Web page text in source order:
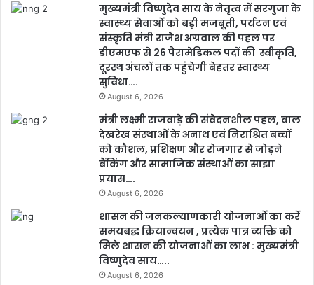
मुख्यमंत्री विष्णुदेव साय के नेतृत्व में सरगुजा के
स्वास्थ्य सेवाओं को बड़ी मजबूती, पर्यटन एवं
संस्कृति मंत्री राजेश अग्रवाल की पहल पर
डीएमएफ से 26 पैरामेडिकल पदों की स्वीकृति,
दूरस्थ अंचलों तक पहुंचेगी बेहतर स्वास्थ्य
सुविधा….
August 6, 2026
मंत्री लक्ष्मी राजवाड़े की संवेदनशील पहल, बाल
देखरेख संस्थाओं के अनाथ एवं निराश्रित बच्चों
को कौशल, प्रशिक्षण और रोजगार से जोड़ने
बैंकिंग और सामाजिक संस्थाओं का साझा
प्रयास….
August 6, 2026
शासन की जनकल्याणकारी योजनाओं का करें
समयबद्ध क्रियान्वयन , प्रत्येक पात्र व्यक्ति को
मिले शासन की योजनाओं का लाभ : मुख्यमंत्री
विष्णुदेव साय…..
August 6, 2026